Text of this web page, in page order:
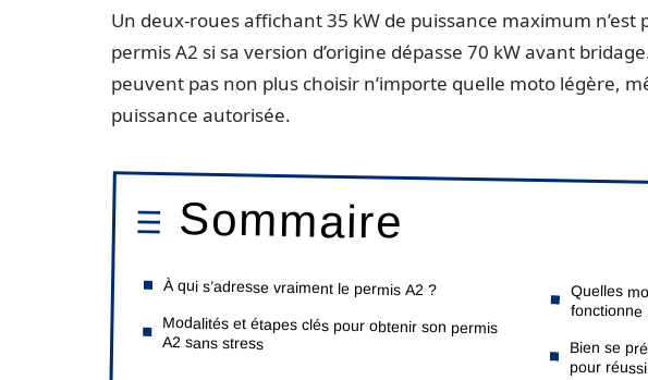
Un deux-roues affichant 35 kW de puissance maximum
permis A2 si sa version d’origine dépasse 70 kW avant
peuvent pas non plus choisir n’importe quelle moto légère,
puissance autorisée.
Sommaire
À qui s’adresse vraiment le permis A2 ?
Modalités et étapes clés pour obtenir son permis
A2 sans stress
Quelles
fonctionne
Bien se
pour